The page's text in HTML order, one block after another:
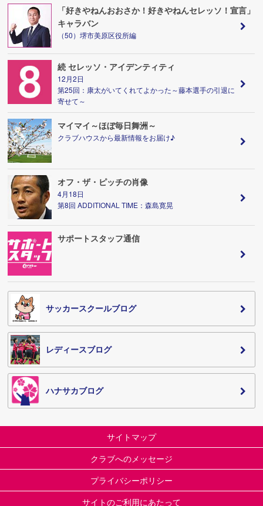
「好きやねんおおさか！好きやねんセレッソ！宣言」
キャラバン
（50）堺市美原区役所編
続 セレッソ・アイデンティティ
12月2日
第25回：康太がいてくれてよかった～藤本選手の引退に
寄せて～
マイマイ～ほぼ毎日舞洲～
クラブハウスから最新情報をお届け♪
オフ・ザ・ピッチの肖像
4月18日
第8回 ADDITIONAL TIME：森島寛晃
サポートスタッフ通信
サッカースクールブログ
レディースブログ
ハナサカブログ
サイトマップ
クラブへのメッセージ
プライバシーポリシー
サイトのご利用にあたって